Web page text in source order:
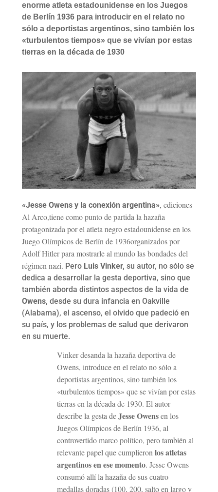
enorme atleta estadounidense en los Juegos
de Berlín 1936 para introducir en el relato no
sólo a deportistas argentinos, sino también los
«turbulentos tiempos» que se vivían por estas
tierras en la década de 1930
«Jesse Owens y la conexión argentina», ediciones
Al Arco,tiene como punto de partida la hazaña
protagonizada por el atleta negro estadounidense en los
Juego Olímpicos de Berlín de 1936organizados por
Adolf Hitler para mostrarle al mundo las bondades del
régimen nazi. Pero Luis Vinker, su autor, no sólo se
dedica a desarrollar la gesta deportiva, sino que
también aborda distintos aspectos de la vida de
Owens, desde su dura infancia en Oakville
(Alabama), el ascenso, el olvido que padeció en
su país, y los problemas de salud que derivaron
en su muerte.
Vinker desanda la hazaña deportiva de
Owens, introduce en el relato no sólo a
deportistas argentinos, sino también los
«turbulentos tiempos» que se vivían por estas
tierras en la década de 1930. El autor
describe la gesta deJesse Owensen los
Juegos Olímpicos de Berlín 1936, al
controvertido marco político, pero también al
relevante papel que cumplieronlos atletas
argentinos en ese momento. Jesse Owens
consumó allí la hazaña de sus cuatro
medallas doradas (100, 200, salto en largo y